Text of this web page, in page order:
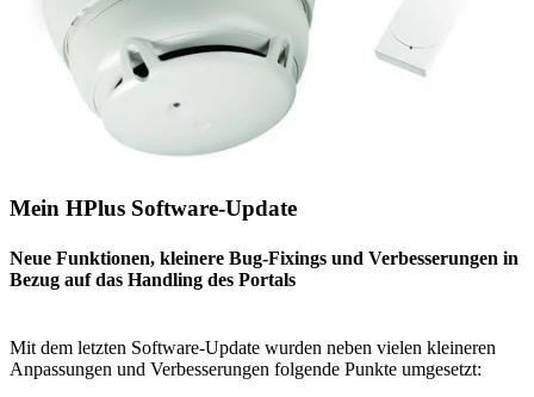
Mein HPlus Software-Update
Neue Funktionen, kleinere Bug-Fixings und Verbesserungen in
Bezug auf das Handling des Portals
Mit dem letzten Software-Update wurden neben vielen kleineren
Anpassungen und Verbesserungen folgende Punkte umgesetzt: